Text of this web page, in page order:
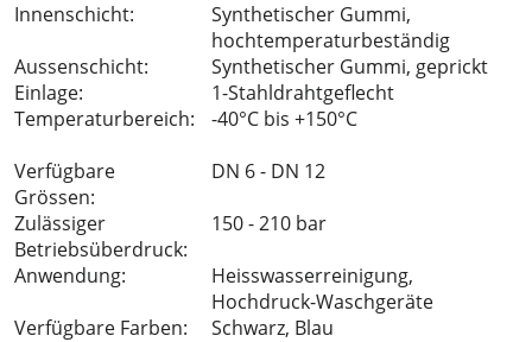
Innenschicht:
Synthetischer Gummi,
hochtemperaturbeständig
Aussenschicht:
Synthetischer Gummi, geprickt
Einlage:
1-Stahldrahtgeflecht
Temperaturbereich:
-40°C bis +150°C
Verfügbare
Grössen:
DN 6 - DN 12
Zulässiger
Betriebsüberdruck:
150 - 210 bar
Anwendung:
Heisswasserreinigung,
Hochdruck-Waschgeräte
Verfügbare Farben:
Schwarz, Blau